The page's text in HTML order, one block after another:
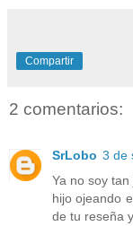
Compartir
2 comentarios:
SrLobo 3 de
Ya no soy
hijo ojeando
de tu reseña